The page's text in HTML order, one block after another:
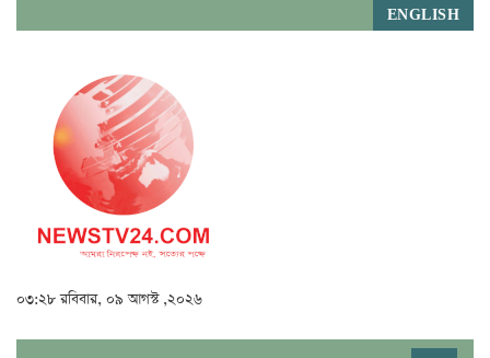
ENGLISH
০৩:২৮ রবিবার, ০৯ আগস্ট ,২০২৬